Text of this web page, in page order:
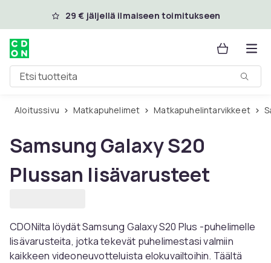
Ohita ja siirry pääsisältöön
29 € jäljellä ilmaiseen toimitukseen
Etsi tuotteita
Aloitussivu Matkapuhelimet Matkapuhelintarvikkeet
Samsung Galaxy S20
Plussan lisävarusteet
CDONilta löydät Samsung Galaxy S20 Plus -puhelimelle
lisävarusteita, jotka tekevät puhelimestasi valmiin
kaikkeen videoneuvotteluista elokuvailtoihin. Täältä